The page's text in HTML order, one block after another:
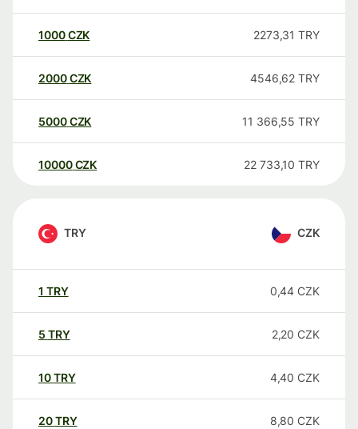
1000CZK 2273,31 TRY
2000CZK 4546,62 TRY
5000CZK 11 366,55 TRY
10000 CZK 22 733,10 TRY
TRY CZK
1 TRY 0,44 CZK
5 TRY 2,20 CZK
10TRY 4,40 CZK
20TRY 8,80 CZK